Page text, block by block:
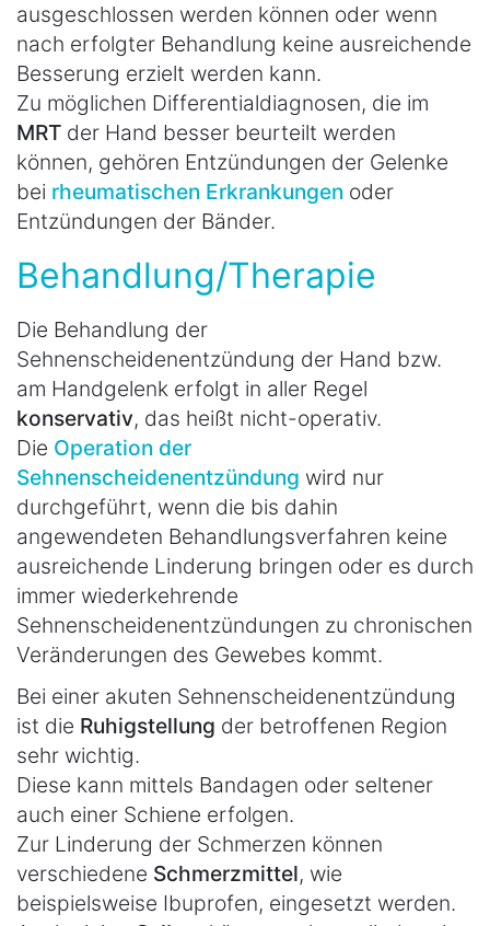
ausgeschlossen werden können oder wenn
nach erfolgter Behandlung keine ausreichende
Besserung erzielt werden kann.
Zu möglichen Differentialdiagnosen, die im
MRT der Hand besser beurteilt werden
können, gehören Entzündungen der Gelenke
bei rheumatischen Erkrankungen oder
Entzündungen der Bänder.
Behandlung/Therapie
Die Behandlung der
Sehnenscheidenentzündung der Hand bzw.
am Handgelenk erfolgt in aller Regel
konservativ, das heißt nicht-operativ.
Die Operation der
Sehnenscheidenentzündung wird nur
durchgeführt, wenn die bis dahin
angewendeten Behandlungsverfahren keine
ausreichende Linderung bringen oder es durch
immer wiederkehrende
Sehnenscheidenentzündungen zu chronischen
Veränderungen des Gewebes kommt.
Bei einer akuten Sehnenscheidenentzündung
ist die Ruhigstellung der betroffenen Region
sehr wichtig.
Diese kann mittels Bandagen oder seltener
auch einer Schiene erfolgen.
Zur Linderung der Schmerzen können
verschiedene Schmerzmittel, wie
beispielsweise Ibuprofen, eingesetzt werden.